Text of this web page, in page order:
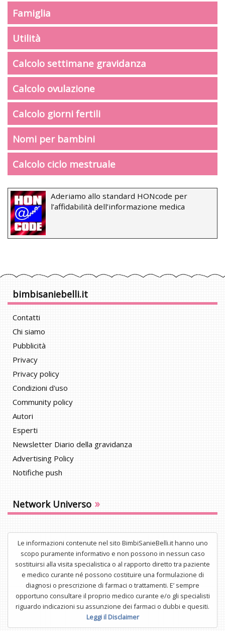
Famiglia
Utilità
Calcolo settimane gravidanza
Calcolo ovulazione
Calcolo giorni fertili
Nomi per bambini
Calcolo ciclo mestruale
Aderiamo allo standard HONcode per
l’affidabilità dell’informazione medica
bimbisaniebelli.it
Contatti
Chi siamo
Pubblicità
Privacy
Privacy policy
Condizioni d'uso
Community policy
Autori
Esperti
Newsletter Diario della gravidanza
Advertising Policy
Notifiche push
Network Universo »
Le informazioni contenute nel sito BimbiSanieBelli.it hanno uno
scopo puramente informativo e non possono in nessun caso
sostituirsi alla visita specialistica o al rapporto diretto tra paziente
e medico curante né possono costituire una formulazione di
diagnosi o prescrizione di farmaci o trattamenti. E’ sempre
opportuno consultare il proprio medico curante e/o gli specialisti
riguardo indicazioni su assunzione dei farmaci o dubbi e quesiti.
Leggi il Disclaimer